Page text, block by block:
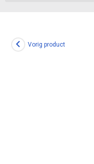
Vorig product